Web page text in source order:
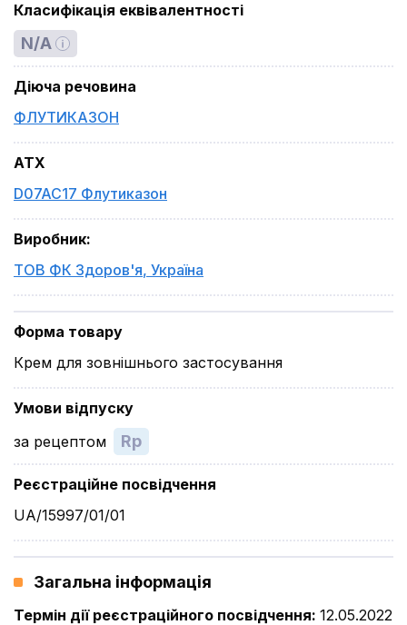
Класифікація еквівалентності
N/A
Діюча речовина
ФЛУТИКАЗОН
ATX
D07AC17 Флутиказон
Виробник:
ТОВ ФК Здоров'я, Україна
Форма товару
Крем для зовнішнього застосування
Умови відпуску
за рецептом
Rp
Реєстраційне посвідчення
UA/15997/01/01
Загальна інформація
Термін дії реєстраційного посвідчення: 12.05.2022